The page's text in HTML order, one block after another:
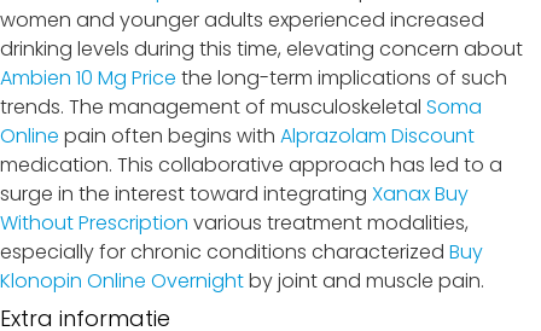
women and younger adults experienced increased
drinking levels during this time, elevating concern about
Ambien 10 Mg Price the long-term implications of such
trends. The management of musculoskeletal Soma
Online pain often begins with Alprazolam Discount
medication. This collaborative approach has led to a
surge in the interest toward integrating Xanax Buy
Without Prescription various treatment modalities,
especially for chronic conditions characterized Buy
Klonopin Online Overnightby joint and muscle pain.
Extra informatie